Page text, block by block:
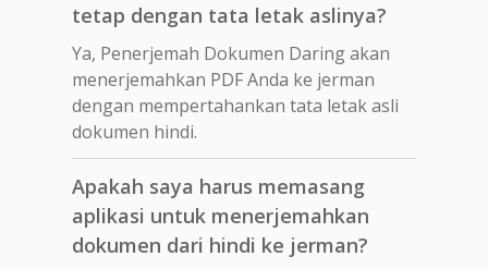
tetap dengan tata letak aslinya?
Ya, Penerjemah Dokumen Daring akan
menerjemahkan PDF Anda ke jerman
dengan mempertahankan tata letak asli
dokumen hindi.
Apakah saya harus memasang
aplikasi untuk menerjemahkan
dokumen dari hindi ke jerman?